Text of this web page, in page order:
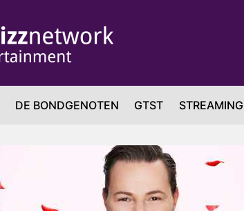
DE BONDGENOTEN GTST STREAMING